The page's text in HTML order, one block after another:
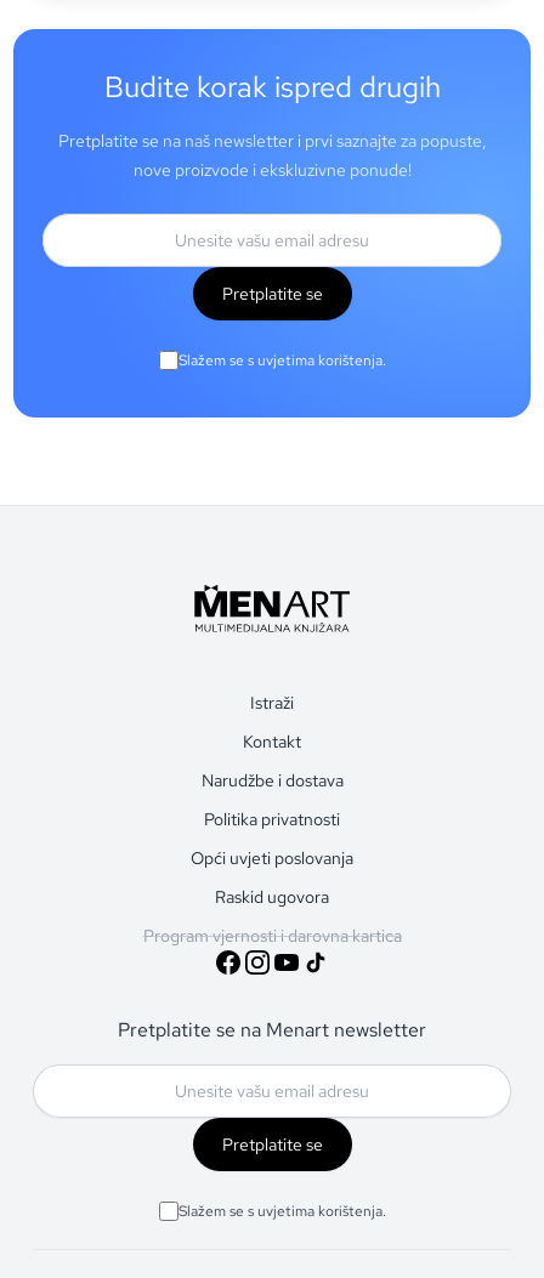
Budite korak ispred drugih
Pretplatite se na naš newsletter i prvi saznajte za popuste,
nove proizvode i ekskluzivne ponude!
Pretplatite se
Slažem se s uvjetima korištenja.
Istraži
Kontakt
Narudžbe i dostava
Politika privatnosti
Opći uvjeti poslovanja
Raskid ugovora
Program vjernosti i darovna kartica
Pretplatite se na Menart newsletter
Pretplatite se
Slažem se s uvjetima korištenja.